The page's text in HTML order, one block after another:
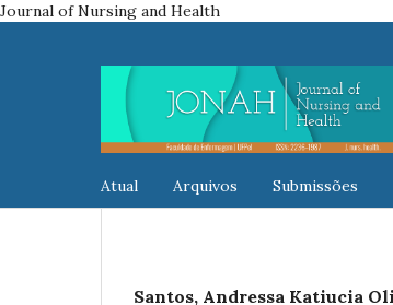
Journal of Nursing and Health
Atual Arquivos Submissões
Santos, Andressa Katiucia